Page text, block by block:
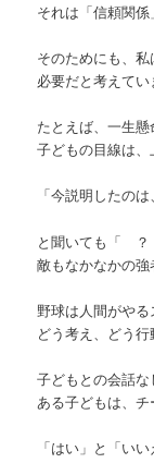
それは「信頼関係
そのためにも、
必要だと考えてい
たとえば、一生
子どもの目線は、
「今説明したの
と聞いても「
敵もなかなかの強
野球は人間がや
どう考え、どう行
子どもとの会話
ある子どもは、
「はい」と「い